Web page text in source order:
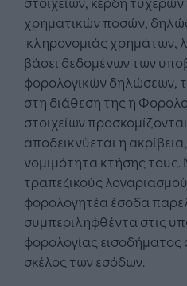
χρηματικών ποσών,
κληρονομιάς χρημάτων,
βάσει δεδομένων των
φορολογικών δηλώσεων,
στη διάθεση της η
στοιχείων
αποδεικνύεται η
νομιμότητα κτήσης τους.
τραπεζικούς
φορολογητέα έσοδα
συμπεριληφθέντα στις
φορολογίας εισοδήματος
σκέλος των εσόδων.